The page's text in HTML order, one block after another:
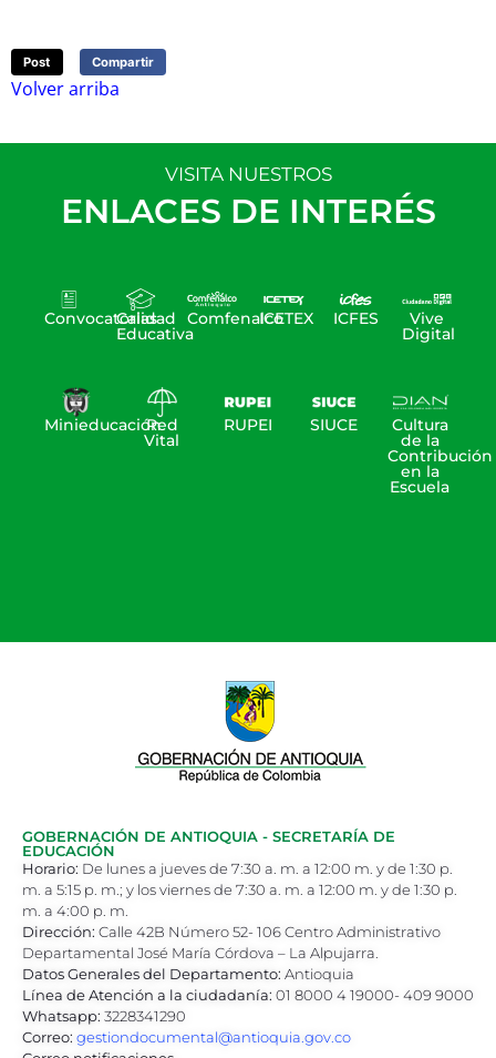
Post Compartir
Volver arriba
VISITA NUESTROS
ENLACES DE INTERÉS
Convocatorias
Calidad
Educativa
ComfenalcoICETEX ICFES Vive
Digital
MinieducaciónRed
Vital
RUPEI SIUCE Cultura
de la
Contribución
en la
Escuela
GOBERNACIÓN DE ANTIOQUIA - SECRETARÍA DE
EDUCACIÓN
Horario: De lunes a jueves de 7:30 a. m. a 12:00 m. y de 1:30 p.
m. a 5:15 p. m.; y los viernes de 7:30 a. m. a 12:00 m. y de 1:30 p.
m. a 4:00 p. m.
Dirección: Calle 42B Número 52- 106 Centro Administrativo
Departamental José María Córdova – La Alpujarra.
Datos Generales del Departamento: Antioquia
Línea de Atención a la ciudadanía: 01 8000 4 19000- 409 9000
Whatsapp: 3228341290
Correo: gestiondocumental@antioquia.gov.co